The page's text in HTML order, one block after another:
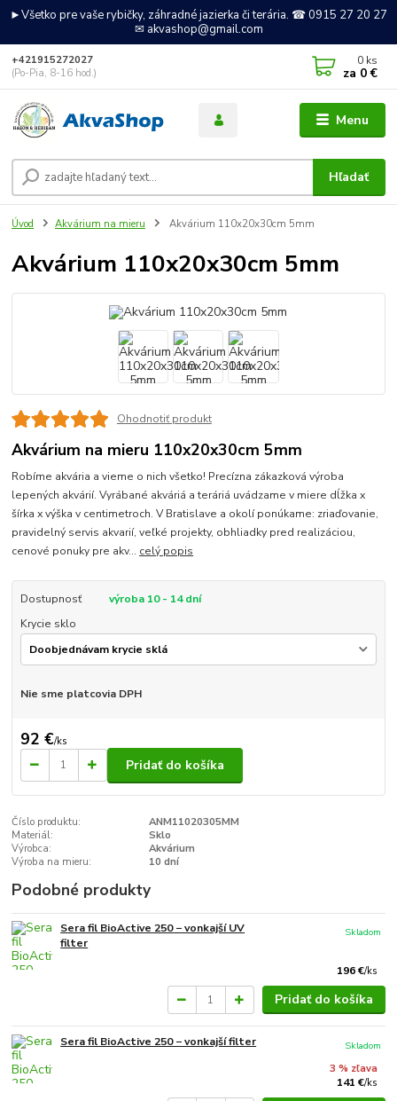
►Všetko pre vaše rybičky, záhradné jazierka či terária. ☎ 0915 27 20 27
✉ akvashop@gmail.com
Menu
Hľadať
+421915272027
(Po-Pia, 8-16 hod.)
0 ks
za 0 €
Úvod Akvárium na mieru Akvárium 110x20x30cm 5mm
Akvárium 110x20x30cm 5mm
Ohodnotiť produkt
Akvárium na mieru 110x20x30cm 5mm
Robíme akvária a vieme o nich všetko! Precízna zákazková výroba
lepených akvárií. Vyrábané akváriá a teráriá uvádzame v miere dĺžka x
šírka x výška v centimetroch. V Bratislave a okolí ponúkame: zriaďovanie,
pravidelný servis akvarií, veľké projekty, obhliadky pred realizáciou,
cenové ponuky pre akv... celý popis
Dostupnosť
výroba 10 - 14 dní
Krycie sklo
Nie sme platcovia DPH
92 €/ks
Pridať do košíka
Číslo produktu:
ANM11020305MM
Materiál:
Sklo
Výrobca:
Akvárium
Výroba na mieru:
10 dní
Podobné produkty
Sera fil BioActive 250 − vonkajší UV
filter
196 €/ks
Skladom
Pridať do košíka
Sera fil BioActive 250 − vonkajší filter
3 % zľava
141 €/ks
Skladom